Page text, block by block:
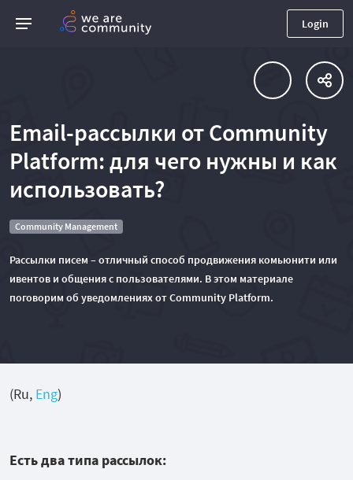
Login
Email-рассылки от Community
Platform: для чего нужны и как
использовать?
Community Management
Рассылки писем – отличный способ продвижения комьюнити или
ивентов и общения с пользователями. В этом материале
поговорим об уведомлениях от Community Platform.
(Ru, Eng)
Есть два типа рассылок: